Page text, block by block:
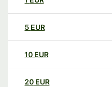
5 EUR
10 EUR
20 EUR